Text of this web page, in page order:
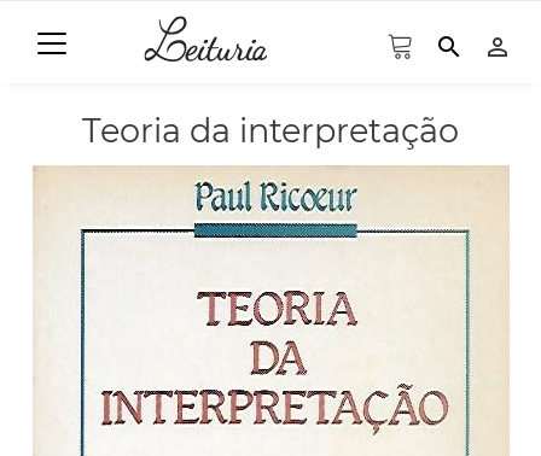
search person_outline
Teoria da interpretação